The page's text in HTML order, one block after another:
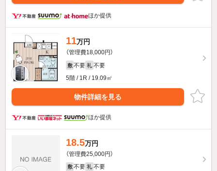
ほか提供
11万円
（管理費18,000円）
敷 不要 礼 不要
5階 / 1R / 19.09㎡
物件詳細を見る
ほか提供
18.5万円
（管理費25,000円）
敷 不要 礼 不要